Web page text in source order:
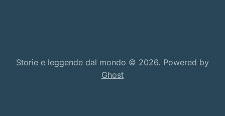
Storie e leggende dal mondo © 2026. Powered by
Ghost